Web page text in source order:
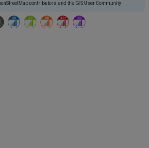
contributors, and the GIS User Community